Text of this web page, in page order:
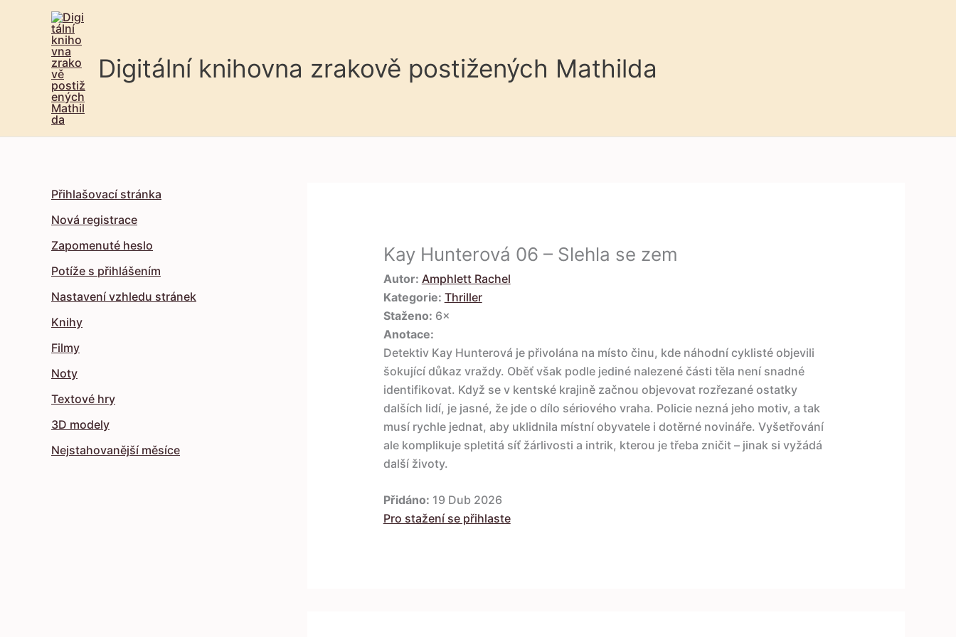
Digitální knihovna zrakově postižených Mathilda
Přihlašovací stránka
Nová registrace
Zapomenuté heslo
Potíže s přihlášením
Nastavení vzhledu stránek
Knihy
Filmy
Noty
Textové hry
3D modely
Nejstahovanější měsíce
Kay Hunterová 06 – Slehla se zem
Autor: Amphlett Rachel
Kategorie: Thriller
Staženo: 6×
Anotace:
Detektiv Kay Hunterová je přivolána na místo činu, kde náhodní cyklisté objevili
šokující důkaz vraždy. Oběť však podle jediné nalezené části těla není snadné
identifikovat. Když se v kentské krajině začnou objevovat rozřezané ostatky
dalších lidí, je jasné, že jde o dílo sériového vraha. Policie nezná jeho motiv, a tak
musí rychle jednat, aby uklidnila místní obyvatele i dotěrné novináře. Vyšetřování
ale komplikuje spletitá síť žárlivosti a intrik, kterou je třeba zničit – jinak si vyžádá
další životy.
Přidáno: 19 Dub 2026
Pro stažení se přihlaste